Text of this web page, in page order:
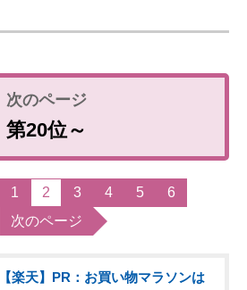
第20位～
1 2 3 4 5
6
次のページ
【楽天】PR：お買い物マラソンは